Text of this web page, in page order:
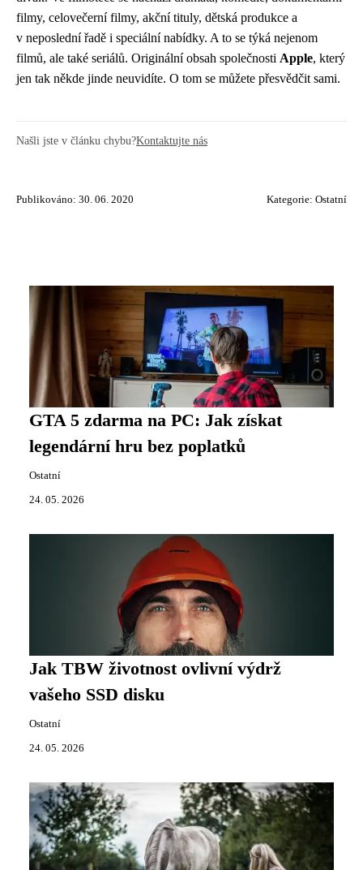
filmy, celovečerní filmy, akční tituly, dětská produkce a
v neposlední řadě i speciální nabídky. A to se týká nejenom
filmů, ale také seriálů. Originální obsah společnosti Apple, který
jen tak někde jinde neuvidíte. O tom se můžete přesvědčit sami.
Našli jste v článku chybu?Kontaktujte nás
Publikováno: 30. 06. 2020 Kategorie: Ostatní
GTA 5 zdarma na PC: Jak získat
legendární hru bez poplatků
Ostatní
24. 05. 2026
Jak TBW životnost ovlivní výdrž
vašeho SSD disku
Ostatní
24. 05. 2026